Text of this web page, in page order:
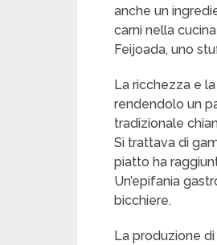
anche un
carni nella
Feijoada, uno
La ricchezza e
rendendolo un
tradizionale
Si trattava di
piatto ha
Un’epifania
bicchiere.
La produzione